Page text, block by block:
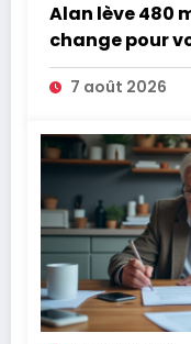
Alan lève 480
change pour
7 août 2026